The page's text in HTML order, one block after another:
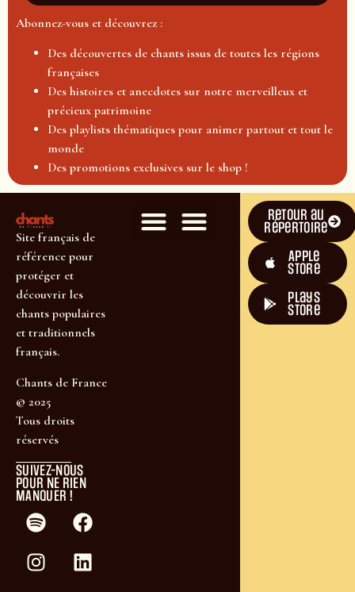
Abonnez-vous et découvrez :
Des découvertes de chants issus de toutes les régions
françaises
Des histoires et anecdotes sur notre merveilleux et
précieux patrimoine
Des playlists thématiques pour animer partout et tout le
monde
Des promotions exclusives sur le shop !
Site français de
référence pour
protéger et
découvrir les
chants populaires
et traditionnels
français.
Chants de France
© 2025
Tous droits
réservés
SUIVEZ-NOUS
POUR NE RIEN
MANQUER !
Retour au
répertoire
Apple
Store
plays
store